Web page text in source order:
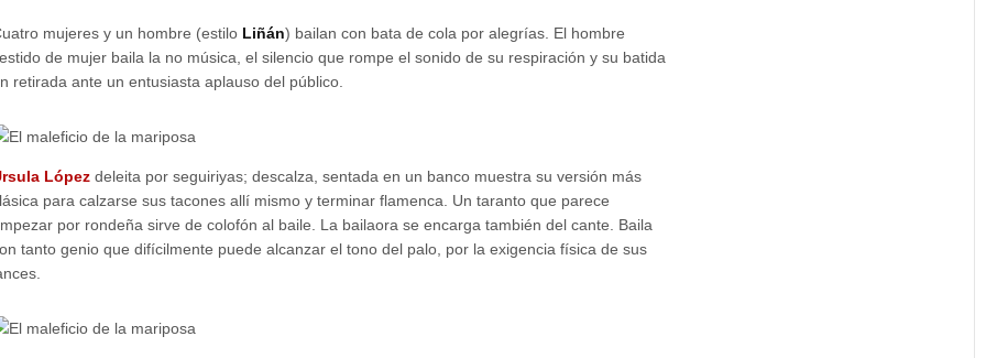
mujeres y un hombre (estilo Liñán) bailan con bata de cola por alegrías. El hombre
de mujer baila la no música, el silencio que rompe el sonido de su respiración y su batida
retirada ante un entusiasta aplauso del público.
López deleita por seguiriyas; descalza, sentada en un banco muestra su versión más
para calzarse sus tacones allí mismo y terminar flamenca. Un taranto que parece
por rondeña sirve de colofón al baile. La bailaora se encarga también del cante. Baila
tanto genio que difícilmente puede alcanzar el tono del palo, por la exigencia física de sus